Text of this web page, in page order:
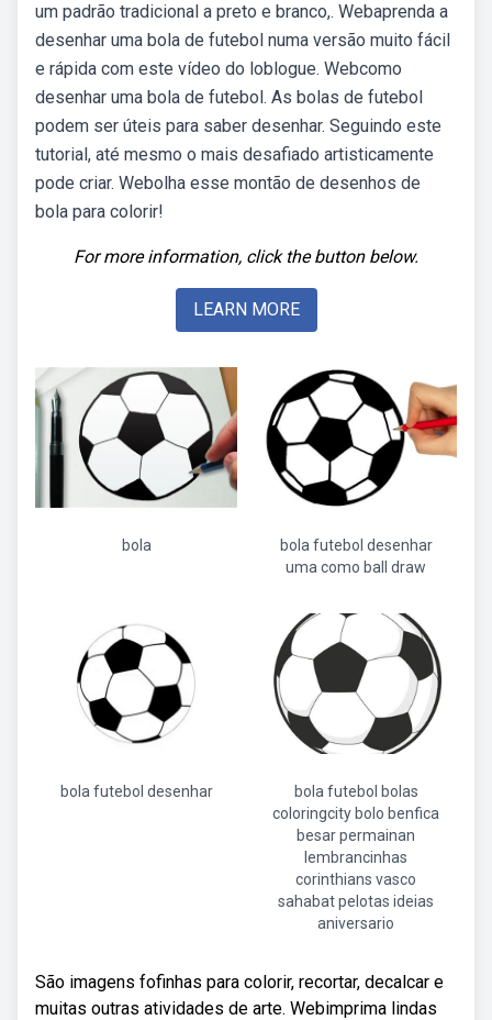
um padrão tradicional a preto e branco,. Webaprenda a
desenhar uma bola de futebol numa versão muito fácil
e rápida com este vídeo do loblogue. Webcomo
desenhar uma bola de futebol. As bolas de futebol
podem ser úteis para saber desenhar. Seguindo este
tutorial, até mesmo o mais desafiado artisticamente
pode criar. Webolha esse montão de desenhos de
bola para colorir!
For more information, click the button below.
LEARN MORE
bola
bola futebol desenhar
uma como ball draw
bola futebol desenhar
bola futebol bolas
coloringcity bolo benfica
besar permainan
lembrancinhas
corinthians vasco
sahabat pelotas ideias
aniversario
São imagens fofinhas para colorir, recortar, decalcar e
muitas outras atividades de arte. Webimprima lindas